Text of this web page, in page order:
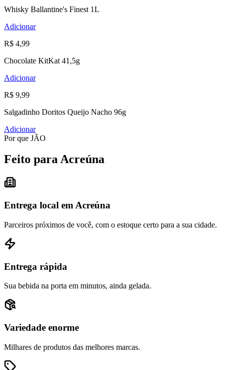
Whisky Ballantine's Finest 1L
Adicionar
R$ 4,99
Chocolate KitKat 41,5g
Adicionar
R$ 9,99
Salgadinho Doritos Queijo Nacho 96g
Adicionar
Por que JÃO
Feito para Acreúna
Entrega local em Acreúna
Parceiros próximos de você, com o estoque certo para a sua cidade.
Entrega rápida
Sua bebida na porta em minutos, ainda gelada.
Variedade enorme
Milhares de produtos das melhores marcas.